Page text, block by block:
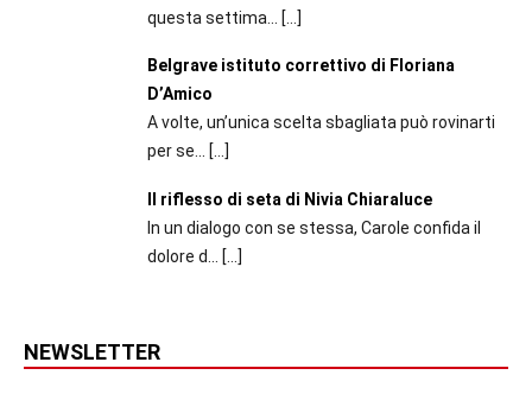
questa settima...
[…]
Belgrave istituto correttivo di Floriana
D’Amico
A volte, un’unica scelta sbagliata può rovinarti
per se... […]
Il riflesso di seta di Nivia Chiaraluce
In un dialogo con se stessa, Carole confida il
dolore d...
[…]
NEWSLETTER